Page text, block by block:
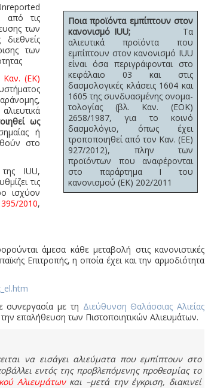
από τις
των
των
Καν. (ΕΚ)
ως
ή
στο
IUU,
τις
ισχύον
395/2010,
Ποια προϊόντα εμπίπτουν στον
κανονισμό IUU; Τα
αλιευτικά προϊόντα που
εμπίπτουν στον κανονισμό IUU
είναι όσα περιγράφονται στο
κεφάλαιο 03 και στις
δασμολογικές κλάσεις 1604 και
1605 της συνδυασμένης ονομα­
τολογίας (βλ. Καν. (ΕΟΚ)
2658/1987, για το κοινό
δασμολόγιο, όπως έχει
τροποποιηθεί από τον Καν. (ΕΕ)
927/2012), πλην των
προϊόντων που αναφέρονται
στο παράρτημα Ι του
κανονισμού (ΕΚ) 202/2011
άμεσα κάθε μεταβολή στις κανονιστικές
Επιτροπής, η οποία έχει και την αρμοδιότητα
συνεργασία με τη Διεύθυνση Θαλάσσιας Αλιείας
την επαλήθευση των Πιστοποιητικών Αλιευμάτων.
να εισάγει αλιεύματα που εμπίπτουν στο
εντός της προβλεπόμενης προθεσμίας το
Αλιευμάτωνκαι –μετά την έγκριση, διακινεί